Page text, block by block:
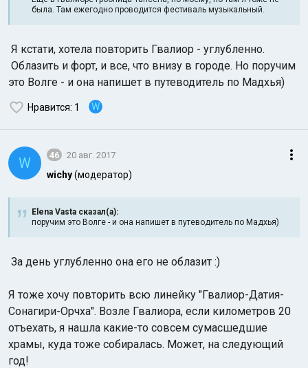
была. Там ежегодно проводится фестиваль музыкальный.
Я кстати, хотела повторить Гвалиор - углубленно.
Облазить и форт, и все, что внизу в городе. Но поручим
это Волге - и она напишет в путеводитель по Мадхья)
Нравится: 1 W
W 46 20 авг. 2017
wichy(модератор)
Elena Vasta сказал(а):
поручим это Волге - и она напишет в путеводитель по Мадхья)
За день углубленно она его не облазит :)
Я тоже хочу повторить всю линейку "Гвалиор-Датия-
Сонагири-Орчха". Возле Гвалиора, если километров 20
отъехать, я нашла какие-то совсем сумасшедшие
храмы, куда тоже собиралась. Может, на следующий
год!